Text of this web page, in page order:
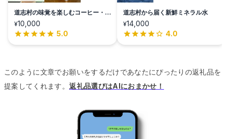
道志村の味覚を楽しむコーヒー・ソ
フト券
¥10,000
5.0
道志村から届く新鮮ミネラル水
¥14,000
4.0
このように文章でお願いをするだけであなたにぴったりの返礼品を
提案してくれます。返礼品選びはAIにおまかせ！